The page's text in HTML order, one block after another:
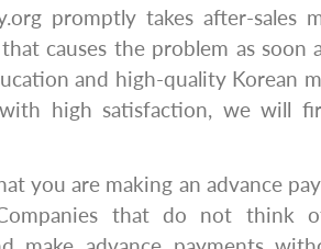
promptly takes after-sales
causes the problem as soon
and high-quality Korean
high satisfaction, we will
you are making an advance
that do not think